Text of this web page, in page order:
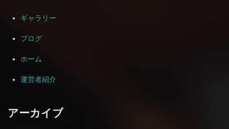
ギャラリー
ブログ
ホーム
運営者紹介
アーカイブ